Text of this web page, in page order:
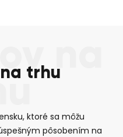
trhu
na
ktoré sa môžu
pôsobením na